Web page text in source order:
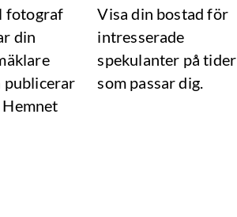
fotograf
din
publicerar
Hemnet
Visa din bostad för
intresserade
spekulanter på tider
som passar dig.